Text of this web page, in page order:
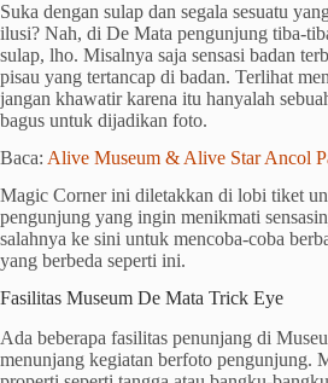
Suka dengan sulap dan segala sesuatu
ilusi? Nah, di De Mata pengunjung tiba-
sulap, lho. Misalnya saja sensasi badan
pisau yang tertancap di badan. Terlihat
jangan khawatir karena itu hanyalah
bagus untuk dijadikan foto.
Baca: Alive Museum & Alive Star Ancol
Magic Corner ini diletakkan di lobi tiket
pengunjung yang ingin menikmati
salahnya ke sini untuk mencoba-coba
yang berbeda seperti ini.
Fasilitas Museum De Mata Trick Eye
Ada beberapa fasilitas penunjang di
menunjang kegiatan berfoto pengunjung.